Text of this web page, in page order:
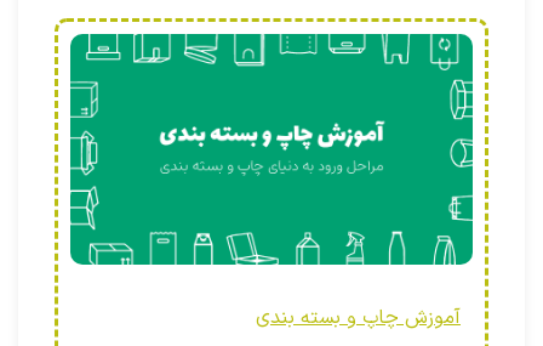
آموزش چاپ و بسته بندی